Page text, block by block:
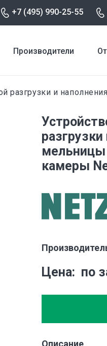
+7 (495) 990-25-55
Производители
разгрузки и
мельницы
камеры
Цена по
Описание